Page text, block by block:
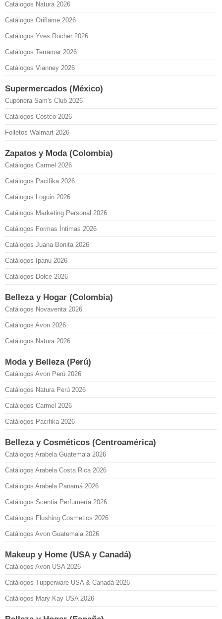
Catálogos Natura 2026
Catálogos Oriflame 2026
Catálogos Yves Rocher 2026
Catálogos Terramar 2026
Catálogos Vianney 2026
Supermercados (México)
Cuponera Sam's Club 2026
Catálogos Costco 2026
Folletos Walmart 2026
Zapatos y Moda (Colombia)
Catálogos Carmel 2026
Catálogos Pacifika 2026
Catálogos Loguin 2026
Catálogos Marketing Personal 2026
Catálogos Formas Íntimas 2026
Catálogos Juana Bonita 2026
Catálogos Ipanu 2026
Catálogos Dolce 2026
Belleza y Hogar (Colombia)
Catálogos Novaventa 2026
Catálogos Avon 2026
Catálogos Natura 2026
Moda y Belleza (Perú)
Catálogos Avon Perú 2026
Catálogos Natura Perú 2026
Catálogos Carmel 2026
Catálogos Pacifika 2026
Belleza y Cosméticos (Centroamérica)
Catálogos Arabela Guatemala 2026
Catálogos Arabela Costa Rica 2026
Catálogos Arabela Panamá 2026
Catálogos Scentia Perfumería 2026
Catálogos Flushing Cosmetics 2026
Catálogos Avon Guatemala 2026
Makeup y Home (USA y Canadá)
Catálogos Avon USA 2026
Catálogos Tupperware USA & Canadá 2026
Catálogos Mary Kay USA 2026